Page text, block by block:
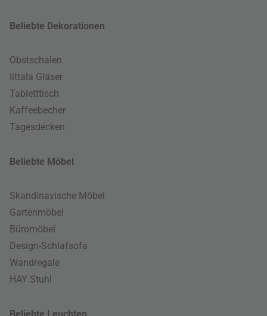
Beliebte Dekorationen
Obstschalen
Iittala Gläser
Tabletttisch
Kaffeebecher
Tagesdecken
Beliebte Möbel
Skandinavische Möbel
Gartenmöbel
Büromöbel
Design-Schlafsofa
Wandregale
HAY Stuhl